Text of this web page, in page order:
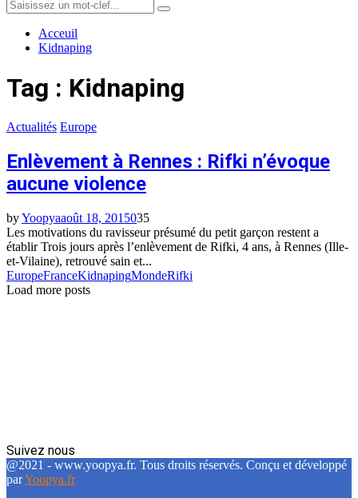
Search
for:
Search
Acceuil
Kidnaping
Tag : Kidnaping
Actualités Europe
Enlèvement à Rennes : Rifki n’évoque
aucune violence
byYoopyaaoût 18, 2015035
Les motivations du ravisseur présumé du petit garçon restent a
établir Trois jours après l’enlèvement de Rifki, 4 ans, à Rennes (Ille-
et-Vilaine), retrouvé sain et...
EuropeFranceKidnapingMondeRifki
Load more posts
Suivez nous
Facebook
Twitter
Linkedin
@2021 - www.yoopya.fr. Tous droits réservés. Conçu et développé
parYoopya.fr